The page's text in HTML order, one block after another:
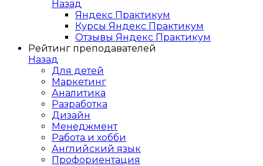
Назад
Яндекс Практикум
Курсы Яндекс Практикум
Отзывы Яндекс Практикум
Рейтинг преподавателей
Назад
Для детей
Маркетинг
Аналитика
Разработка
Дизайн
Менеджмент
Работа и хобби
Английский язык
Профориентация